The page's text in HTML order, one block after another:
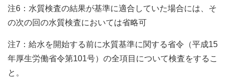
注6：水質検査の結果が基準に適合していた場合には、そ
の次の回の水質検査においては省略可
注7：給水を開始する前に水質基準に関する省令（平成15
年厚生労働省令第101号）の全項目について検査をするこ
と。